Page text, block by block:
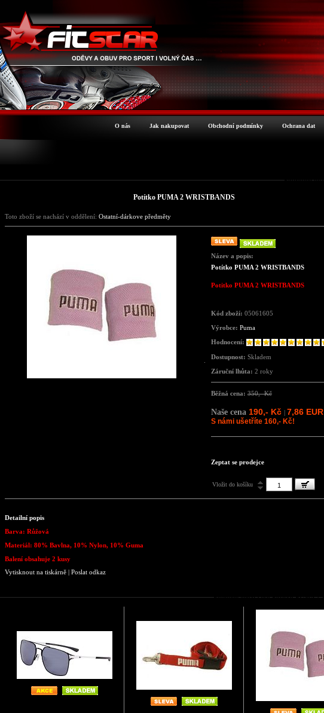
O nás Jak nakupovat Obchodní podmínky Ochrana dat
Podrobné
Potítko PUMA 2 WRISTBANDS
Toto zboží se nachází v oddělení: Ostatní-dárkove předměty
Název a popis:
Potítko PUMA 2 WRISTBANDS
Potitko PUMA 2 WRISTBANDS
Kód zboží: 05061605
Výrobce: Puma
Hodnocení:
Dostupnost: Skladem
Záruční lhůta: 2 roky
Běžná cena: 350,- Kč
Naše cena 190,- Kč 7,86 EUR
S námi ušetříte 160,- Kč!
Zeptat se prodejce
Vložit do košíku
Detailní popis
Barva: Růžová
Materiál: 80% Bavlna, 10% Nylon, 10% Guma
Balení obsahuje 2 kusy
Vytisknout na tiskárně | Poslat odkaz
Podobné zboží jako Potítko PUMA 2